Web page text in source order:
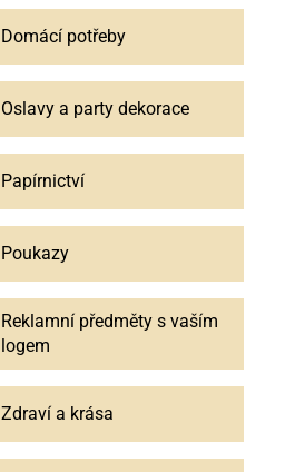
Domácí potřeby
Oslavy a party dekorace
Papírnictví
Poukazy
Reklamní předměty s vaším
logem
Zdraví a krása